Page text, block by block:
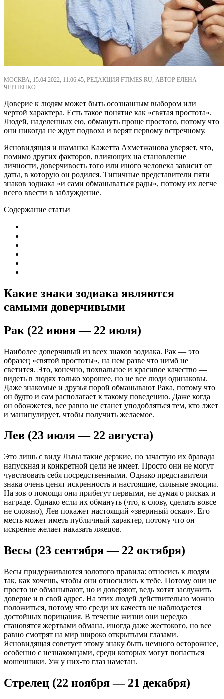
МОСКВА, 15.04.2022, 11:06:45, РЕДАКЦИЯ FTIMES.RU, АВТОР ЕЛЕНА
ЧЕРНЕНКО.
Доверие к людям может быть осознанным выбором или
чертой характера. Есть такое понятие как «святая простота».
Людей, наделенных ею, обмануть проще простого, потому что
они никогда не ждут подвоха и верят первому встречному.
Ясновидящая и шаманка Кажетта Ахметжанова уверяет, что,
помимо других факторов, влияющих на становление
личности, доверчивость того или иного человека зависит от
даты, в которую он родился. Типичные представители пяти
знаков зодиака «и сами обманываться рады», потому их легче
всего ввести в заблуждение.
Содержание статьи
Какие знаки зодиака являются
самыми доверчивыми
Рак (22 июня — 22 июля)
Наиболее доверчивый из всех знаков зодиака. Рак — это
образец «святой простоты», на нем разве что нимб не
светится. Это, конечно, похвальное и красивое качество —
видеть в людях только хорошее, но не все люди одинаковы.
Даже знакомые и друзья порой обманывают Рака, потому что
он будто и сам располагает к такому поведению. Даже когда
он обожжется, все равно не станет уподобляться тем, кто лжет
и манипулирует, чтобы получить желаемое.
Лев (23 июля — 22 августа)
Это лишь с виду Львы такие дерзкие, но зачастую их бравада
напускная и конкретной цели не имеет. Просто они не могут
чувствовать себя посредственными. Однако представители
знака очень ценят искренность и настоящие, сильные эмоции.
На зов о помощи они прибегут первыми, не думая о рисках и
награде. Однако если их обмануть (что, к слову, сделать вовсе
не сложно), Лев покажет настоящий «звериный оскал». Его
месть может иметь публичный характер, потому что он
искренне желает наказать лжецов.
Весы (23 сентября — 22 октября)
Весы придерживаются золотого правила: относись к людям
так, как хочешь, чтобы они относились к тебе. Потому они не
просто не обманывают, но и доверяют, ведь хотят заслужить
доверие и в свой адрес. На этих людей действительно можно
положиться, потому что среди их качеств не наблюдается
достойных порицания. В течение жизни они нередко
становятся жертвами обмана, иногда даже жестокого, но все
равно смотрят на мир широко открытыми глазами.
Ясновидящая советует этому знаку быть немного осторожнее,
особенно с незнакомцами, среди которых могут попасться
мошенники. Уж у них-то глаз наметан.
Стрелец (22 ноября — 21 декабря)